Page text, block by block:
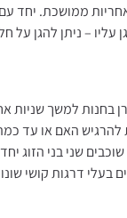
ממושכת. יחד
עליו – ניתן להגן
בחנות למשך שניות
האם או עד
שני בני הזוג
בעלי דרגות קושי